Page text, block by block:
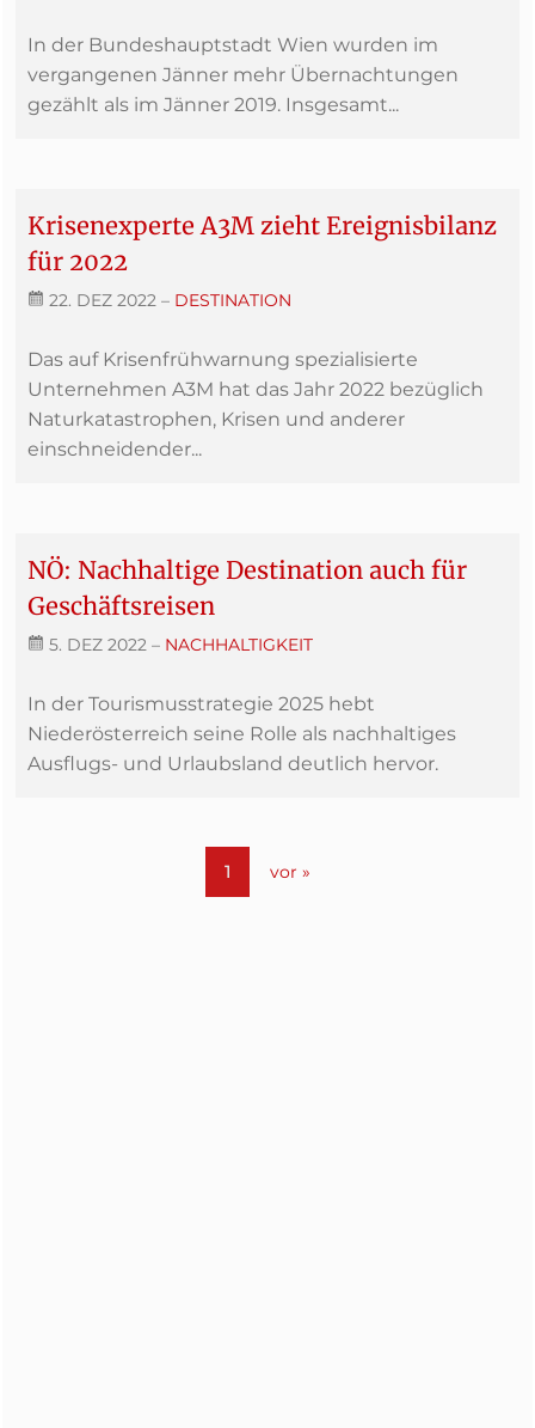
In der Bundeshauptstadt Wien wurden im
vergangenen Jänner mehr Übernachtungen
gezählt als im Jänner 2019. Insgesamt...
Krisenexperte A3M zieht Ereignisbilanz
für 2022
22. DEZ 2022 – DESTINATION
Das auf Krisenfrühwarnung spezialisierte
Unternehmen A3M hat das Jahr 2022 bezüglich
Naturkatastrophen, Krisen und anderer
einschneidender...
NÖ: Nachhaltige Destination auch für
Geschäftsreisen
5. DEZ 2022 – NACHHALTIGKEIT
In der Tourismusstrategie 2025 hebt
Niederösterreich seine Rolle als nachhaltiges
Ausflugs- und Urlaubsland deutlich hervor.
1 vor »